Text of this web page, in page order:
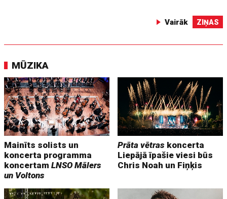
Vairāk ZIŅAS
MŪZIKA
Mainīts solists un
koncerta programma
koncertamLNSO Mālers
un Voltons
Prāta vētras koncerta
Liepājā īpašie viesi būs
Chris Noah un Fiņķis